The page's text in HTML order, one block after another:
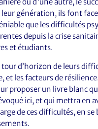
ou d'une autre, le
génération, ils font
que les difficultés
depuis la crise
et étudiants.
tour d’horizon de leurs
et les facteurs de
proposer un livre blanc
ici, et qui mettra en
de ces difficultés, en se